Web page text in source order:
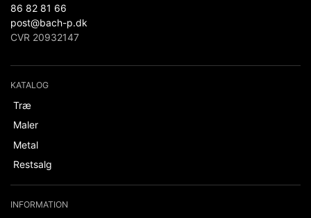
86 82 81 66
post@bach-p.dk
CVR 20932147
KATALOG
Træ
Maler
Metal
Restsalg
INFORMATION